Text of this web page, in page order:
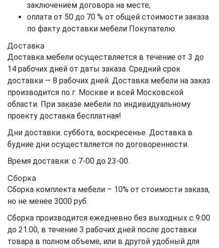
заключением договора на месте;
оплата от 50 до 70 % от общей стоимости заказа
по факту доставки мебели Покупателю.
Доставка
Доставка мебели осуществляется в течение от 3 до
14 рабочих дней от даты заказа. Средний срок
доставки — 8 рабочих дней. Доставка мебели на заказ
производится по г. Москве и всей Московской
области. При заказе мебели по индивидуальному
проекту доставка бесплатная!
Дни доставки: суббота, воскресенье. Доставка в
будние дни осуществляется по договоренности.
Время доставки: с 7-00 до 23-00.
Сборка
Сборка комплекта мебели – 10% от стоимости заказа,
но не менее 3000 руб.
Сборка производится ежедневно без выходных с 9:00
до 21:00, в течение 3 рабочих дней после доставки
товара в полном объеме, или в другой удобный для